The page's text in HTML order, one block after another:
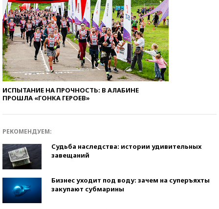
ИСПЫТАНИЕ НА ПРОЧНОСТЬ: В АЛАБИНЕ
ПРОШЛА «ГОНКА ГЕРОЕВ»
РЕКОМЕНДУЕМ:
Судьба наследства: истории удивительных
завещаний
Бизнес уходит под воду: зачем на суперъяхты
закупают субмарины